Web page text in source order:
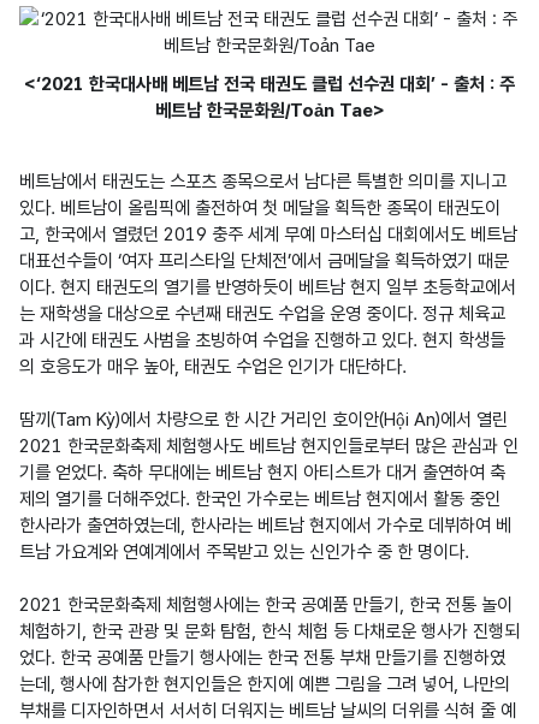
<‘2021 한국대사배 베트남 전국 태권도 클럽 선수권 대회’ - 출처 : 주
베트남 한국문화원/Toản Tae>
베트남에서 태권도는 스포츠 종목으로서 남다른 특별한 의미를 지니고
있다. 베트남이 올림픽에 출전하여 첫 메달을 획득한 종목이 태권도이
고, 한국에서 열렸던 2019 충주 세계 무예 마스터십 대회에서도 베트남
대표선수들이 ‘여자 프리스타일 단체전’에서 금메달을 획득하였기 때문
이다. 현지 태권도의 열기를 반영하듯이 베트남 현지 일부 초등학교에서
는 재학생을 대상으로 수년째 태권도 수업을 운영 중이다. 정규 체육교
과 시간에 태권도 사범을 초빙하여 수업을 진행하고 있다. 현지 학생들
의 호응도가 매우 높아, 태권도 수업은 인기가 대단하다.
땀끼(Tam Kỳ)에서 차량으로 한 시간 거리인 호이안(Hội An)에서 열린
2021 한국문화축제 체험행사도 베트남 현지인들로부터 많은 관심과 인
기를 얻었다. 축하 무대에는 베트남 현지 아티스트가 대거 출연하여 축
제의 열기를 더해주었다. 한국인 가수로는 베트남 현지에서 활동 중인
한사라가 출연하였는데, 한사라는 베트남 현지에서 가수로 데뷔하여 베
트남 가요계와 연예계에서 주목받고 있는 신인가수 중 한 명이다.
2021 한국문화축제 체험행사에는 한국 공예품 만들기, 한국 전통 놀이
체험하기, 한국 관광 및 문화 탐험, 한식 체험 등 다채로운 행사가 진행되
었다. 한국 공예품 만들기 행사에는 한국 전통 부채 만들기를 진행하였
는데, 행사에 참가한 현지인들은 한지에 예쁜 그림을 그려 넣어, 나만의
부채를 디자인하면서 서서히 더워지는 베트남 날씨의 더위를 식혀 줄 예